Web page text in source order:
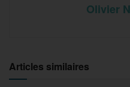
Olivier
Articles similaires